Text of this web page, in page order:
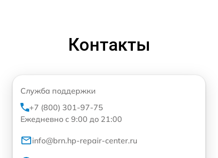
Контакты
Служба поддержки
+7 (800) 301-97-75
Ежедневно с 9:00 до 21:00
info@brn.hp-repair-center.ru